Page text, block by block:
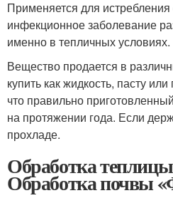
Применяется для
инфекционное заболевание
именно в тепличных условиях.
Вещество продается в
купить как жидкость, пасту
что правильно
на протяжении года. Если
прохладе.
Обработка
Обработка почвы